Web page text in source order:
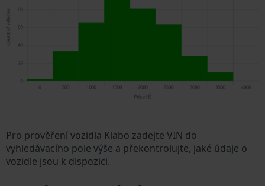
Pro prověření vozidla Klabo zadejte VIN do
vyhledávacího pole výše a překontrolujte, jaké údaje o
vozidle jsou k dispozici.